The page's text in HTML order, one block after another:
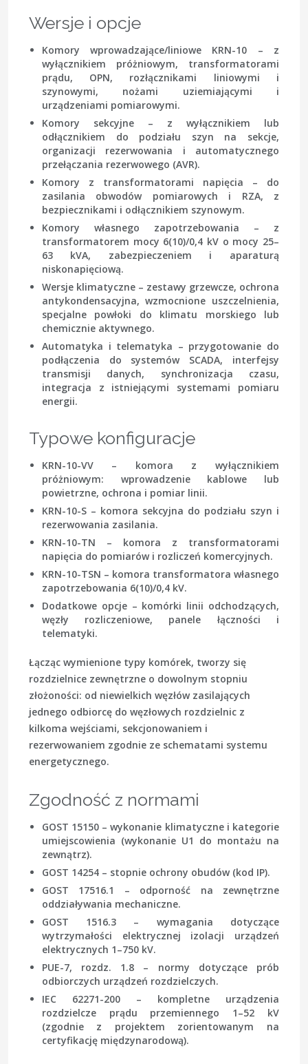
Wersje i opcje
Komory wprowadzające/liniowe KRN-10 – z
wyłącznikiem próżniowym, transformatorami
prądu, OPN, rozłącznikami liniowymi i
szynowymi, nożami uziemiającymi i
urządzeniami pomiarowymi.
Komory sekcyjne– z wyłącznikiem lub
odłącznikiem do podziału szyn na sekcje,
organizacji rezerwowania i automatycznego
przełączania rezerwowego (AVR).
Komory z transformatorami napięcia – do
zasilania obwodów pomiarowych i RZA, z
bezpiecznikami i odłącznikiem szynowym.
Komory własnego zapotrzebowania – z
transformatorem mocy 6(10)/0,4 kV o mocy 25–
63 kVA, zabezpieczeniem i aparaturą
niskonapięciową.
Wersje klimatyczne– zestawy grzewcze, ochrona
antykondensacyjna, wzmocnione uszczelnienia,
specjalne powłoki do klimatu morskiego lub
chemicznie aktywnego.
Automatyka i telematyka – przygotowanie do
podłączenia do systemów SCADA, interfejsy
transmisji danych, synchronizacja czasu,
integracja z istniejącymi systemami pomiaru
energii.
Typowe konfiguracje
KRN-10-VV – komora z wyłącznikiem
próżniowym: wprowadzenie kablowe lub
powietrzne, ochrona i pomiar linii.
KRN-10-S – komora sekcyjna do podziału szyn i
rezerwowania zasilania.
KRN-10-TN – komora z transformatorami
napięcia do pomiarów i rozliczeń komercyjnych.
KRN-10-TSN – komora transformatora własnego
zapotrzebowania 6(10)/0,4 kV.
Dodatkowe opcje – komórki linii odchodzących,
węzły rozliczeniowe, panele łączności i
telematyki.
Łącząc wymienione typy komórek, tworzy się
rozdzielnice zewnętrzne o dowolnym stopniu
złożoności: od niewielkich węzłów zasilających
jednego odbiorcę do węzłowych rozdzielnic z
kilkoma wejściami, sekcjonowaniem i
rezerwowaniem zgodnie ze schematami systemu
energetycznego.
Zgodność z normami
GOST 15150 – wykonanie klimatyczne i kategorie
umiejscowienia (wykonanie U1 do montażu na
zewnątrz).
GOST 14254 – stopnie ochrony obudów (kod IP).
GOST 17516.1 – odporność na zewnętrzne
oddziaływania mechaniczne.
GOST 1516.3 – wymagania dotyczące
wytrzymałości elektrycznej izolacji urządzeń
elektrycznych 1–750 kV.
PUE-7, rozdz. 1.8 – normy dotyczące prób
odbiorczych urządzeń rozdzielczych.
IEC 62271-200 – kompletne urządzenia
rozdzielcze prądu przemiennego 1–52 kV
(zgodnie z projektem zorientowanym na
certyfikację międzynarodową).